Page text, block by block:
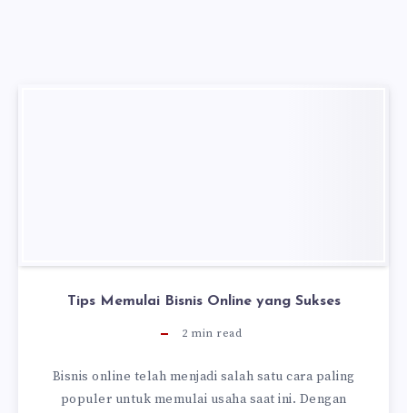
Tips Memulai Bisnis Online yang Sukses
2 min read
Bisnis online telah menjadi salah satu cara paling
populer untuk memulai usaha saat ini. Dengan